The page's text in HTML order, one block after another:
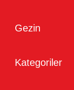
Gezin
Kategoriler